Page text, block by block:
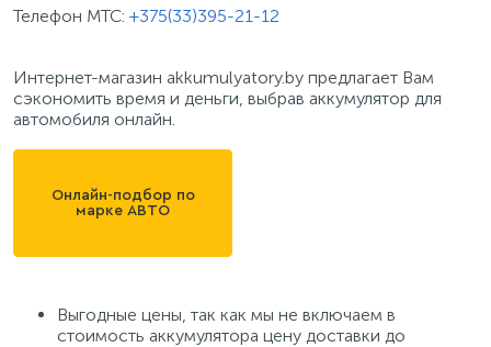
Телефон МТС: +375(33)395-21-12
Интернет-магазин akkumulyatory.by предлагает Вам
сэкономить время и деньги, выбрав аккумулятор для
автомобиля онлайн.
Онлайн-подбор по
марке АВТО
Выгодные цены, так как мы не включаем в
стоимость аккумулятора цену доставки до